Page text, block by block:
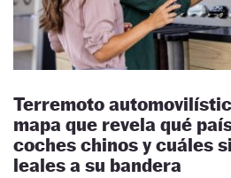
Terremoto
mapa que revela qué
coches chinos y cuáles
leales a su bandera